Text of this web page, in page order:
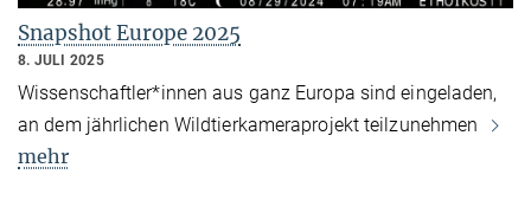
Snapshot Europe 2025
8. JULI 2025
Wissenschaftler*innen aus ganz Europa sind eingeladen,
an dem jährlichen Wildtierkameraprojekt teilzunehmen
mehr